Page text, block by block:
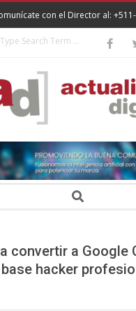
con el Director al:
Search
convertir a Google
base hacker